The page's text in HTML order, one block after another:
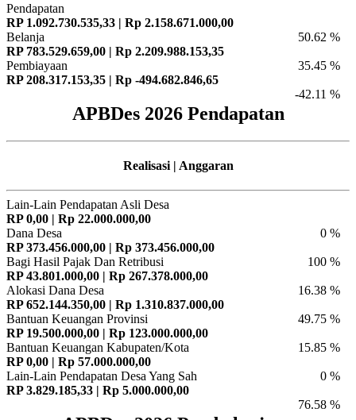
Pendapatan
RP 1.092.730.535,33 | Rp 2.158.671.000,00
50.62 %
Belanja
RP 783.529.659,00 | Rp 2.209.988.153,35
35.45 %
Pembiayaan
RP 208.317.153,35 | Rp -494.682.846,65
-42.11 %
APBDes 2026 Pendapatan
Realisasi | Anggaran
Lain-Lain Pendapatan Asli Desa
RP 0,00 | Rp 22.000.000,00
0 %
Dana Desa
RP 373.456.000,00 | Rp 373.456.000,00
100 %
Bagi Hasil Pajak Dan Retribusi
RP 43.801.000,00 | Rp 267.378.000,00
16.38 %
Alokasi Dana Desa
RP 652.144.350,00 | Rp 1.310.837.000,00
49.75 %
Bantuan Keuangan Provinsi
RP 19.500.000,00 | Rp 123.000.000,00
15.85 %
Bantuan Keuangan Kabupaten/Kota
RP 0,00 | Rp 57.000.000,00
0 %
Lain-Lain Pendapatan Desa Yang Sah
RP 3.829.185,33 | Rp 5.000.000,00
76.58 %